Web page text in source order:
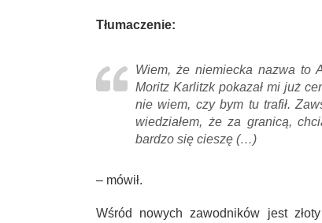
Tłumaczenie:
Wiem, że niemiecka nazwa to
Moritz Karlitzk pokazał mi już
nie wiem, czy bym tu trafił.
wiedziałem, że za granicą,
bardzo się cieszę (…)
– mówił.
Wśród nowych zawodników jest